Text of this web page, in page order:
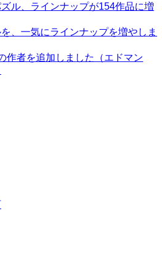
ル、ラインナップが154作品に増
、一気にラインナップを増やしま
作者を追加しました（エドマン